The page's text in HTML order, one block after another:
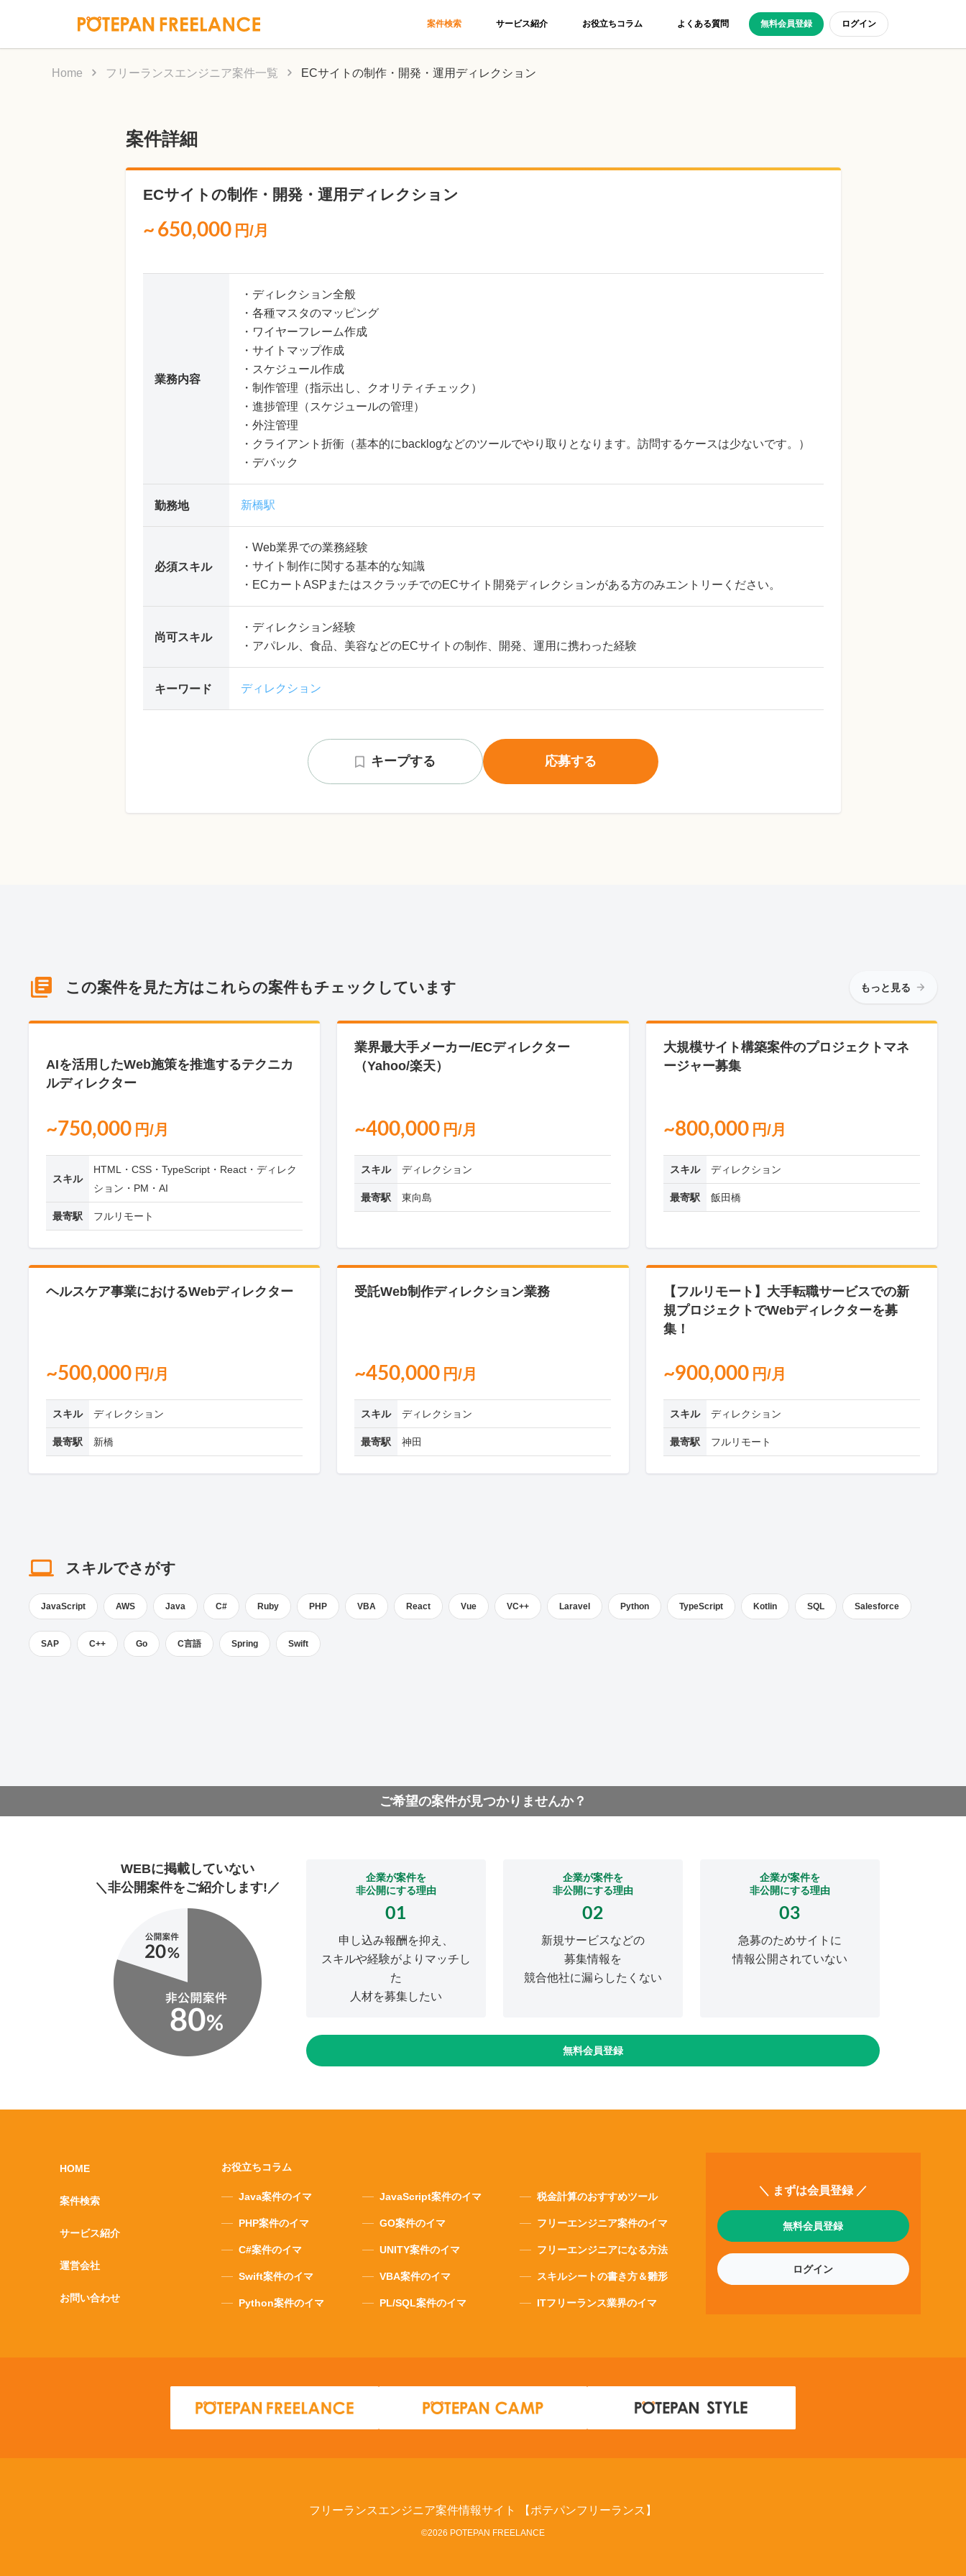
案件検索 サービス紹介 お役立ちコラム よくある質問 無料会員登録 ログイン
Home フリーランスエンジニア案件一覧 ECサイトの制作・開発・運用ディレクション
案件詳細
ECサイトの制作・開発・運用ディレクション
~ 650,000 円/月
業務内容
・ディレクション全般
・各種マスタのマッピング
・ワイヤーフレーム作成
・サイトマップ作成
・スケジュール作成
・制作管理（指示出し、クオリティチェック）
・進捗管理（スケジュールの管理）
・外注管理
・クライアント折衝（基本的にbacklogなどのツールでやり取りとなります。訪問するケースは少ないです。）
・デバック
勤務地 新橋駅
必須スキル
・Web業界での業務経験
・サイト制作に関する基本的な知識
・ECカートASPまたはスクラッチでのECサイト開発ディレクションがある方のみエントリーください。
尚可スキル
・ディレクション経験
・アパレル、食品、美容などのECサイトの制作、開発、運用に携わった経験
キーワード ディレクション
キープする 応募する
この案件を見た方はこれらの案件もチェックしています もっと見る
AIを活用したWeb施策を推進するテクニカ
ルディレクター
~750,000 円/月
スキル
HTML・CSS・TypeScript・React・ディレク
ション・PM・AI
最寄駅 フルリモート
業界最大手メーカー/ECディレクター
（Yahoo/楽天）
~400,000 円/月
スキル ディレクション
最寄駅 東向島
大規模サイト構築案件のプロジェクトマネ
ージャー募集
~800,000 円/月
スキル ディレクション
最寄駅 飯田橋
ヘルスケア事業におけるWebディレクター
~500,000 円/月
スキル ディレクション
最寄駅 新橋
受託Web制作ディレクション業務
~450,000 円/月
スキル ディレクション
最寄駅 神田
【フルリモート】大手転職サービスでの新
規プロジェクトでWebディレクターを募
集！
~900,000 円/月
スキル ディレクション
最寄駅 フルリモート
スキルでさがす
JavaScript AWS Java C# Ruby PHP VBA React Vue VC++ Laravel Python TypeScript Kotlin SQL Salesforce
SAP C++ Go C言語 Spring Swift
ご希望の案件が見つかりませんか？
WEBに掲載していない
＼非公開案件をご紹介します!／
企業が案件を
非公開にする理由
01
申し込み報酬を抑え、
スキルや経験がよりマッチし
た
人材を募集したい
企業が案件を
非公開にする理由
02
新規サービスなどの
募集情報を
競合他社に漏らしたくない
企業が案件を
非公開にする理由
03
急募のためサイトに
情報公開されていない
無料会員登録
HOME
案件検索
サービス紹介
運営会社
お問い合わせ
お役立ちコラム
Java案件のイマ
PHP案件のイマ
C#案件のイマ
Swift案件のイマ
Python案件のイマ
JavaScript案件のイマ
GO案件のイマ
UNITY案件のイマ
VBA案件のイマ
PL/SQL案件のイマ
税金計算のおすすめツール
フリーエンジニア案件のイマ
フリーエンジニアになる方法
スキルシートの書き方＆雛形
ITフリーランス業界のイマ
＼ まずは会員登録 ／
無料会員登録
ログイン
フリーランスエンジニア案件情報サイト 【ポテパンフリーランス】
©2026 POTEPAN FREELANCE